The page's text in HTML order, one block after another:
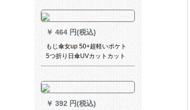
￥ 464 円(税込)
もじ傘女up 50+超軽いポケト
5つ折り日傘UVカットカット
紫外線パソル晴雨兼用傘コー
￥ 392 円(税込)